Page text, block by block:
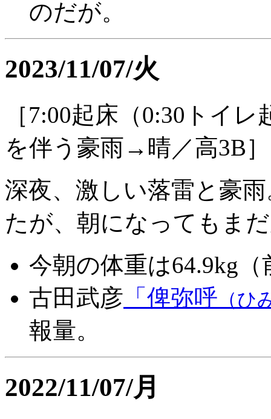
のだが。
2023/11/07/火
［7:00起床（0:30トイ
を伴う豪雨→晴／高3B］
深夜、激しい落雷と豪
たが、朝になってもま
今朝の体重は64.9kg（
古田武彦 「俾弥呼 （ひ
報量。
2022/11/07/月